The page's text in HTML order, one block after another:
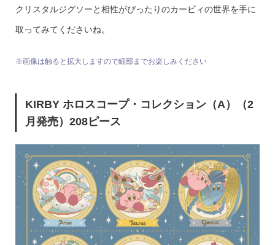
クリスタルジグソーと相性がぴったりのカービィの世界を手に
取ってみてくださいね。
※画像は触ると拡大しますので細部までお楽しみください
KIRBY ホロスコープ・コレクション（A）（2
月発売）208ピース